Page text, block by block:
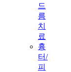
드
름
치
료
흉
터/
피